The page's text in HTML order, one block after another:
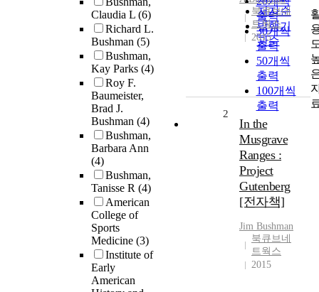
Claudia L (6)
Richard L.
Bushman (5)
Bushman,
Kay Parks (4)
Roy F.
Baumeister,
Brad J.
Bushman (4)
Bushman,
Barbara Ann
(4)
Bushman,
Tanisse R (4)
American
College of
Sports
Medicine (3)
Institute of
Early
American
저자순
발행기
관순
출력
30개씩
출력
50개씩
출력
100개씩
출력
북큐브네
트웍스
2015
2
In the
Musgrave
Ranges :
Project
Gutenberg
[전자책]
Jim Bushman
북큐브네
트웍스
2015